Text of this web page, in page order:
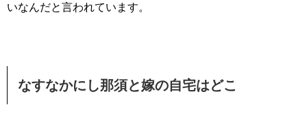
いなんだと言われています。
なすなかにし那須と嫁の自宅はどこ